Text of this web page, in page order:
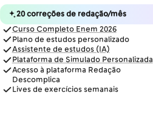
20 correções de redação/mês
Curso Completo Enem 2026
Plano de estudos personalizado
Assistente de estudos (IA)
Plataforma de Simulado Personalizada
Acesso à plataforma Redação
Descomplica
Lives de exercícios semanais